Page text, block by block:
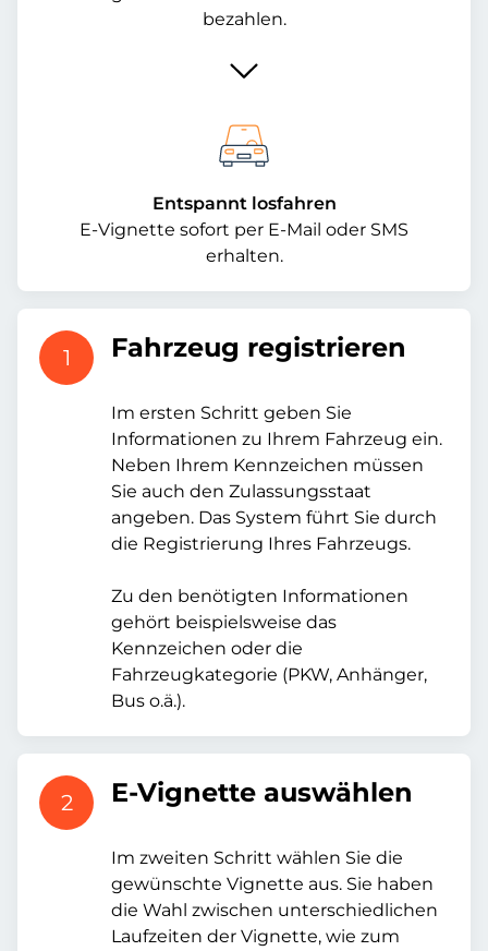
bezahlen.
Entspannt losfahren
E-Vignette sofort per E-Mail oder SMS
erhalten.
1 Fahrzeug registrieren
Im ersten Schritt geben Sie
Informationen zu Ihrem Fahrzeug ein.
Neben Ihrem Kennzeichen müssen
Sie auch den Zulassungsstaat
angeben. Das System führt Sie durch
die Registrierung Ihres Fahrzeugs.
Zu den benötigten Informationen
gehört beispielsweise das
Kennzeichen oder die
Fahrzeugkategorie (PKW, Anhänger,
Bus o.ä.).
2 E-Vignette auswählen
Im zweiten Schritt wählen Sie die
gewünschte Vignette aus. Sie haben
die Wahl zwischen unterschiedlichen
Laufzeiten der Vignette, wie zum